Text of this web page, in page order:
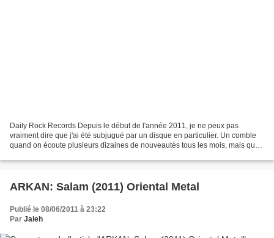
Daily Rock Records Depuis le début de l'année 2011, je ne peux pas
vraiment dire que j'ai été subjugué par un disque en particulier. Un comble
quand on écoute plusieurs dizaines de nouveautés tous les mois, mais que
ARKAN: Salam (2011) Oriental Metal
Publié le 08/06/2011 à 23:22
Par Jaleh